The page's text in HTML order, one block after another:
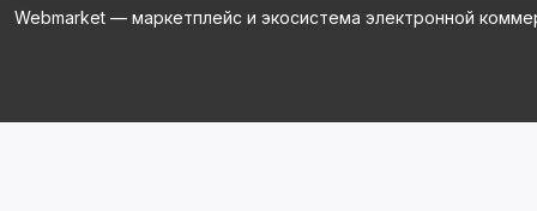
Webmarket — маркетплейс и экосистема электронной